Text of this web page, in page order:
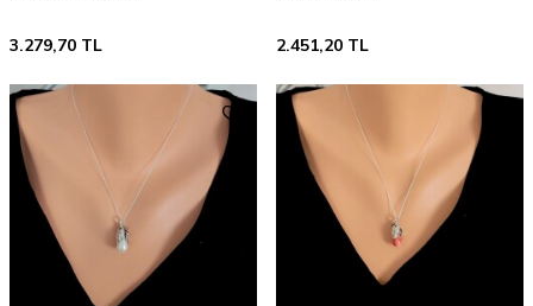
3.279,70 TL 2.451,20 TL